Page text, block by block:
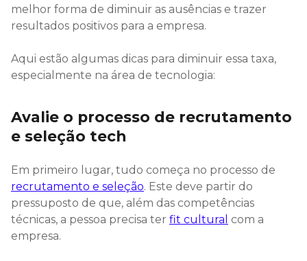
melhor forma de diminuir as ausências e trazer
resultados positivos para a empresa.
Aqui estão algumas dicas para diminuir essa taxa,
especialmente na área de tecnologia:
Avalie o processo de recrutamento
e seleção tech
Em primeiro lugar, tudo começa no processo de
recrutamento e seleção. Este deve partir do
pressuposto de que, além das competências
técnicas, a pessoa precisa ter fit cultural com a
empresa.